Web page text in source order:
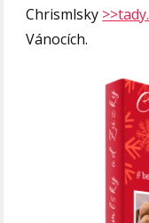
Chrismlsky >>tady.
Vánocích.